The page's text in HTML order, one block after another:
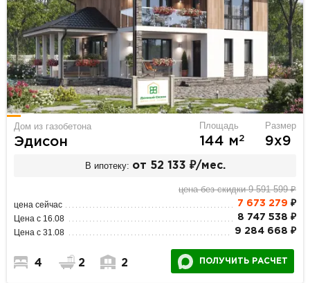
Дом из газобетона
Эдисон
Площадь
144 м2
Размер
9х9
В ипотеку: от 52 133 ₽/мес.
цена без скидки 9 591 599 ₽
цена сейчас 7 673 279 ₽
Цена с 16.08 8 747 538 ₽
Цена с 31.08 9 284 668 ₽
4 2 2 ПОЛУЧИТЬ РАСЧЕТ